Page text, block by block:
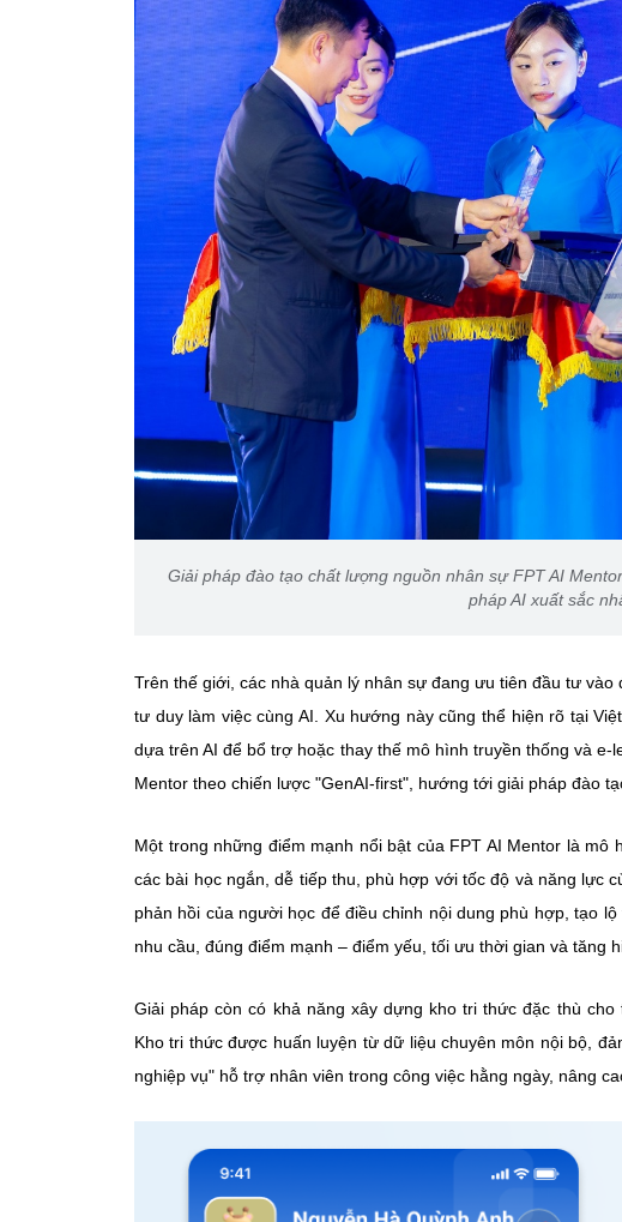
Giải pháp đào tạo chất lượng nguồn nhân sự FPT AI
pháp AI xuất sắc
Trên thế giới, các nhà quản lý nhân sự đang ưu tiên đầu tư
tư duy làm việc cùng AI. Xu hướng này cũng thể hiện rõ tại
dựa trên AI để bổ trợ hoặc thay thế mô hình truyền thống và
Mentor theo chiến lược "GenAI-first", hướng tới giải pháp đào
Một trong những điểm mạnh nổi bật của FPT AI Mentor là
các bài học ngắn, dễ tiếp thu, phù hợp với tốc độ và năng lực
phản hồi của người học để điều chỉnh nội dung phù hợp, tạo
nhu cầu, đúng điểm mạnh – điểm yếu, tối ưu thời gian và tăng
Giải pháp còn có khả năng xây dựng kho tri thức đặc thù
Kho tri thức được huấn luyện từ dữ liệu chuyên môn nội bộ,
nghiệp vụ" hỗ trợ nhân viên trong công việc hằng ngày, nâng